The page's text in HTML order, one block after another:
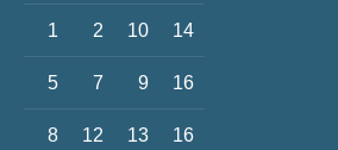
1 2 10 14
5 7 9 16
8 12 13 16